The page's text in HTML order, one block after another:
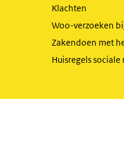
Klachten
Woo-verzoeken
Zakendoen met
Huisregels sociale